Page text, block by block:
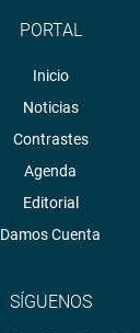
PORTAL
Inicio
Noticias
Contrastes
Agenda
Editorial
Damos Cuenta
SÍGUENOS